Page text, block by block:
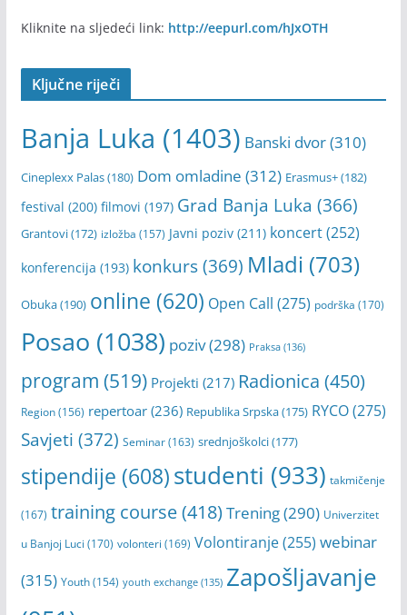
Kliknite na sljedeći link: http://eepurl.com/hJxOTH
Ključne riječi
Banja Luka (1403) Banski dvor(310)
Cineplexx Palas(180) Dom omladine (312) Erasmus+(182)
festival (200) filmovi (197) Grad Banja Luka (366)
Grantovi(172) izložba (157) Javni poziv(211) koncert(252)
konferencija (193) konkurs(369) Mladi (703)
Obuka(190) online (620) Open Call (275) podrška (170)
Posao (1038) poziv(298) Praksa(136)
program (519) Projekti (217) Radionica (450)
Region(156) repertoar(236) Republika Srpska(175) RYCO(275)
Savjeti (372) Seminar(163) srednjoškolci(177)
stipendije (608)studenti (933) takmičenje
(167) training course(418) Trening(290) Univerzitet
u Banjoj Luci (170) volonteri (169) Volontiranje(255) webinar
(315) Youth(154) youth exchange(135) Zapošljavanje